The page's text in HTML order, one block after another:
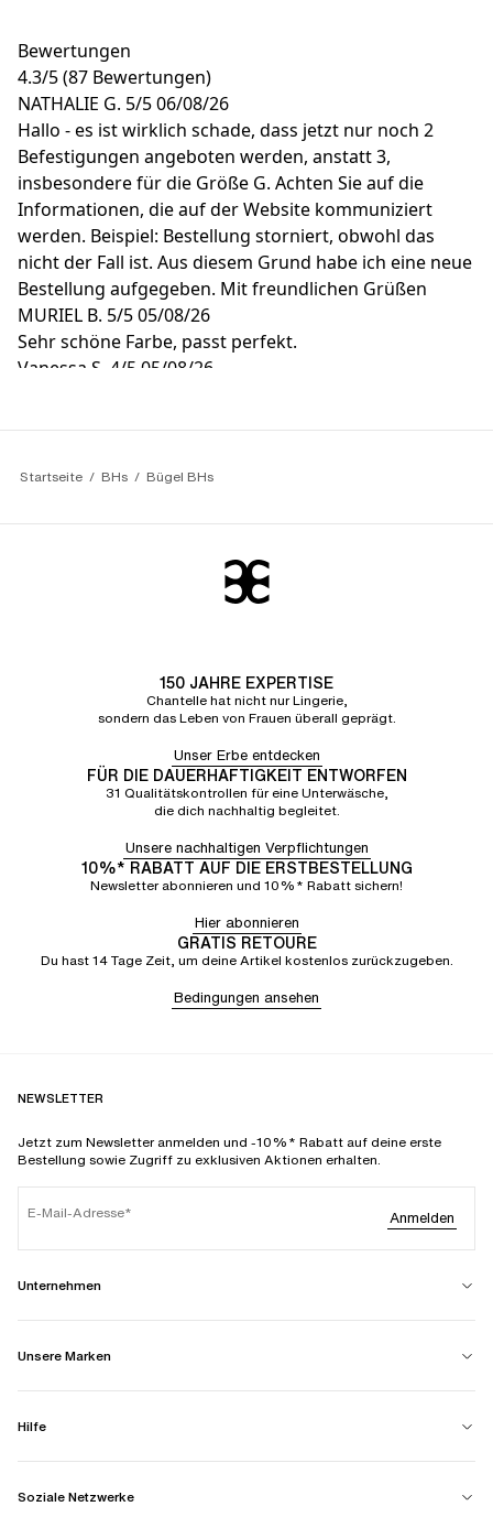
Bewertungen
4.3/5(87 Bewertungen)
NATHALIE G. 5/506/08/26
Hallo - es ist wirklich schade, dass jetzt nur noch 2
Befestigungen angeboten werden, anstatt 3,
insbesondere für die Größe G. Achten Sie auf die
Informationen, die auf der Website kommuniziert
werden. Beispiel: Bestellung storniert, obwohl das
nicht der Fall ist. Aus diesem Grund habe ich eine neue
Bestellung aufgegeben. Mit freundlichen Grüßen
MURIEL B. 5/505/08/26
Sehr schöne Farbe, passt perfekt.
Vanessa S. 4/5 05/08/26
gehalten und ein Loch ist nur einen Monat nach dem
Francis G.5/531/07/26
Startseite BHs Bügel BHs
150 JAHRE EXPERTISE
Chantelle hat nicht nur Lingerie,
sondern das Leben von Frauen überall geprägt.
Unser Erbe entdecken
FÜR DIE DAUERHAFTIGKEIT ENTWORFEN
31 Qualitätskontrollen für eine Unterwäsche,
die dich nachhaltig begleitet.
Unsere nachhaltigen Verpflichtungen
10%* RABATT AUF DIE ERSTBESTELLUNG
Newsletter abonnieren und 10%* Rabatt sichern!
Hier abonnieren
GRATIS RETOURE
Du hast 14 Tage Zeit, um deine Artikel kostenlos zurückzugeben.
Bedingungen ansehen
NEWSLETTER
Jetzt zum Newsletter anmelden und -10%* Rabatt auf deine erste
Bestellung sowie Zugriff zu exklusiven Aktionen erhalten.
E-Mail-Adresse Anmelden
Unternehmen
Unsere Marken
Hilfe
Soziale Netzwerke